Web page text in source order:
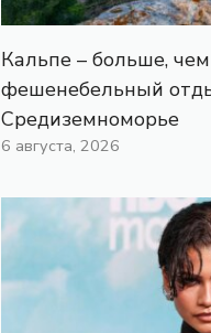
Кальпе – больше,
фешенебельный
Средиземноморье
6 августа, 2026